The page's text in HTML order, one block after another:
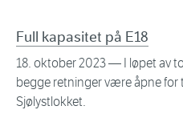
Full kapasitet på E18
18. oktober 2023— I løpet av
begge retninger være åpne for
Sjølystlokket.